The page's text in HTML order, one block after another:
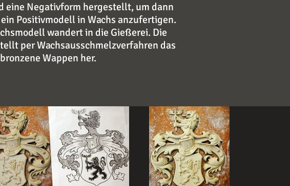
eine Negativform hergestellt, um dann
Positivmodell in Wachs anzufertigen.
wandert in die Gießerei. Die
per Wachsausschmelzverfahren das
Wappen her.